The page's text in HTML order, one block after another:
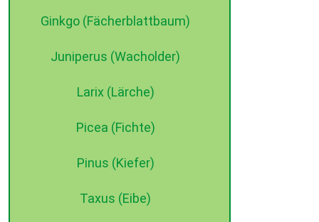
Ginkgo (Fächerblattbaum)
Juniperus (Wacholder)
Larix (Lärche)
Picea (Fichte)
Pinus (Kiefer)
Taxus (Eibe)